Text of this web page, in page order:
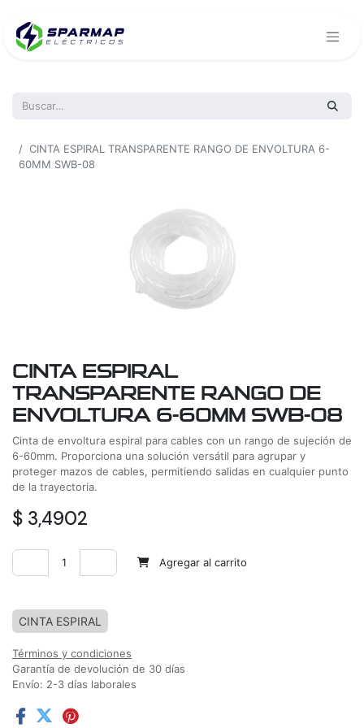
CINTA ESPIRAL TRANSPARENTE RANGO DE ENVOLTURA 6-
60MM SWB-08
CINTA ESPIRAL
TRANSPARENTE RANGO DE
ENVOLTURA 6-60MM SWB-08
Cinta de envoltura espiral para cables con un rango de sujeción de
6-60mm. Proporciona una solución versátil para agrupar y
proteger mazos de cables, permitiendo salidas en cualquier punto
de la trayectoria.
$ 3,4902
Agregar al carrito
CINTA ESPIRAL
Términos y condiciones
Garantía de devolución de 30 días
Envío: 2-3 días laborales